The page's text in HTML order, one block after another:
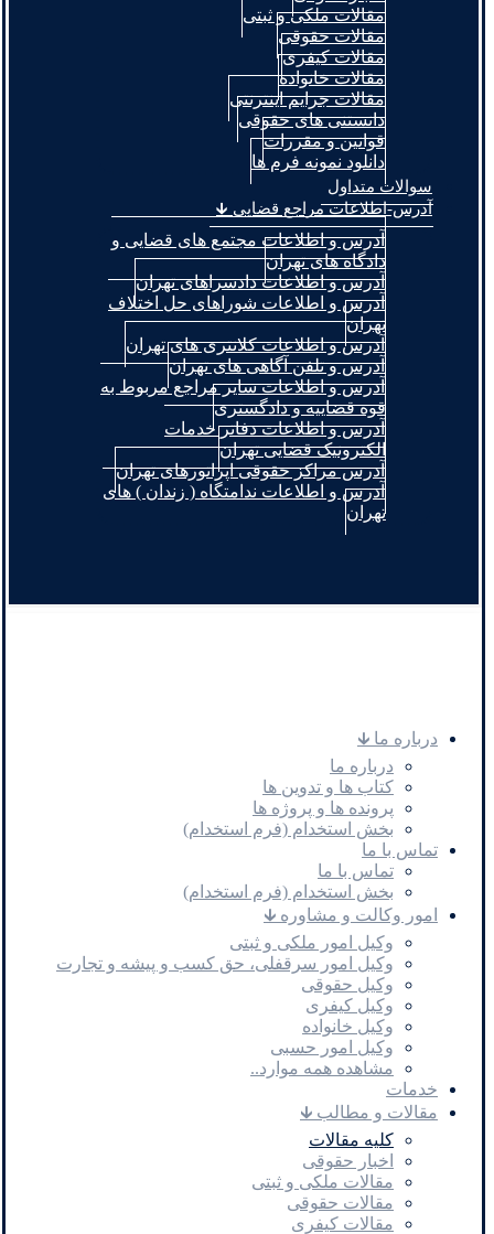
مقالات ملکی و ثبتی
مقالات حقوقی
مقالات کیفری
مقالات خانواده
مقالات جرایم اینترنتی
دانستنی های حقوقی
قوانین و مقررات
دانلود نمونه فرم ها
سوالات متداول
آدرس-اطلاعات مراجع قضایی 🡳
آدرس و اطلاعات مجتمع های قضایی و
دادگاه های تهران
آدرس و اطلاعات دادسراهای تهران
آدرس و اطلاعات شوراهای حل اختلاف
تهران
آدرس و اطلاعات کلانتری های تهران
آدرس و تلفن آگاهی های تهران
آدرس و اطلاعات سایر مراجع مربوط به
قوه قضاییه و دادگستری
آدرس و اطلاعات دفاتر خدمات
الکترونیک قضایی تهران
آدرس مراکز حقوقی اپراتورهای تهران
آدرس و اطلاعات ندامتگاه ( زندان ) های
تهران
درباره ما 🡳
درباره ما
کتاب ها و تدوین ها
پرونده ها و پروژه ها
بخش استخدام (فرم استخدام)
تماس با ما
تماس با ما
بخش استخدام (فرم استخدام)
امور وکالت و مشاوره 🡳
وکیل امور ملکی و ثبتی
وکیل امور سرقفلی، حق کسب و پیشه و تجارت
وکیل حقوقی
وکیل کیفری
وکیل خانواده
وکیل امور حسبی
مشاهده همه موارد..
خدمات
مقالات و مطالب 🡳
کلیه مقالات
اخبار حقوقی
مقالات ملکی و ثبتی
مقالات حقوقی
مقالات کیفری